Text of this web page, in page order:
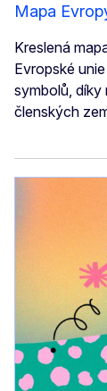
Mapa
Kreslená
Evropské
symbolů, díky
členských